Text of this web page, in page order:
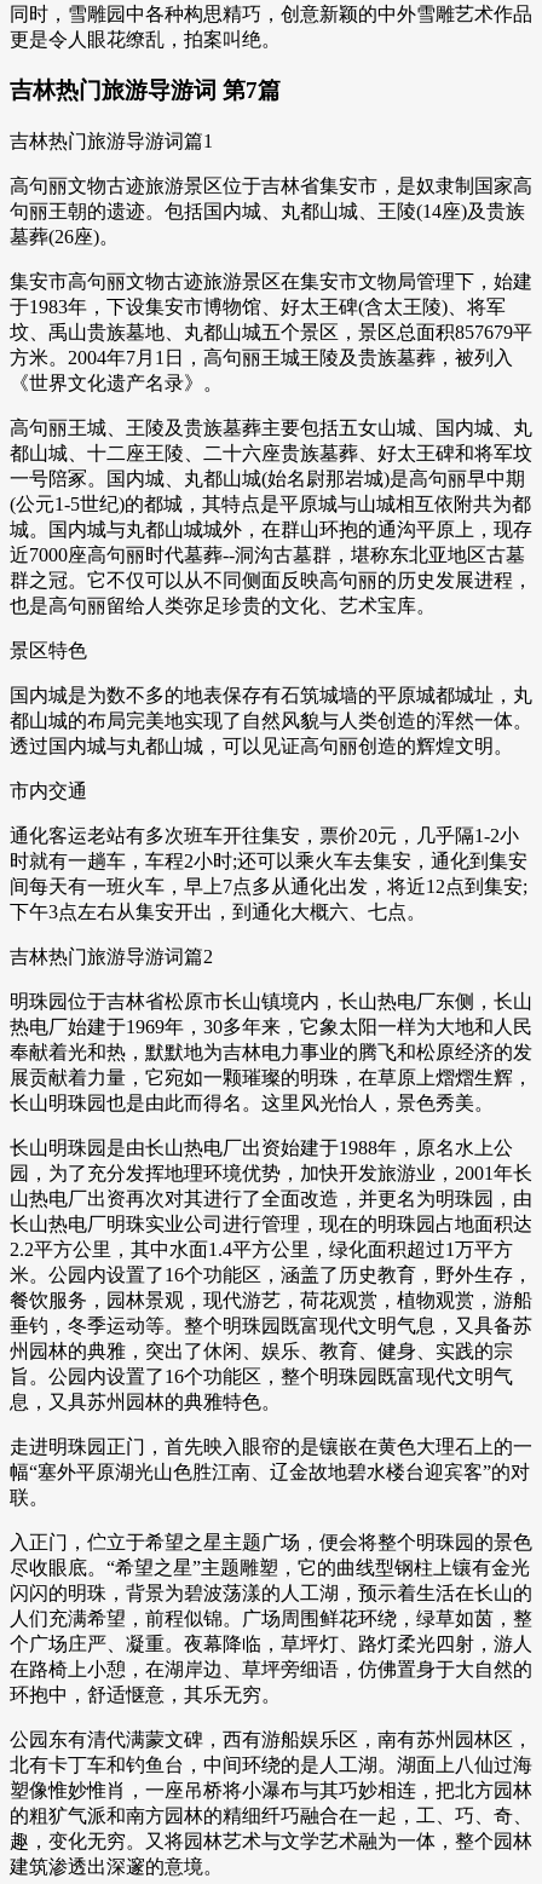
同时，雪雕园中各种构思精巧，创意新颖的中外雪雕艺术作品
更是令人眼花缭乱，拍案叫绝。
吉林热门旅游导游词 第7篇
吉林热门旅游导游词篇1
高句丽文物古迹旅游景区位于吉林省集安市，是奴隶制国家高
句丽王朝的遗迹。包括国内城、丸都山城、王陵(14座)及贵族
墓葬(26座)。
集安市高句丽文物古迹旅游景区在集安市文物局管理下，始建
于1983年，下设集安市博物馆、好太王碑(含太王陵)、将军
坟、禹山贵族墓地、丸都山城五个景区，景区总面积857679平
方米。2004年7月1日，高句丽王城王陵及贵族墓葬，被列入
《世界文化遗产名录》。
高句丽王城、王陵及贵族墓葬主要包括五女山城、国内城、丸
都山城、十二座王陵、二十六座贵族墓葬、好太王碑和将军坟
一号陪冢。国内城、丸都山城(始名尉那岩城)是高句丽早中期
(公元1-5世纪)的都城，其特点是平原城与山城相互依附共为都
城。国内城与丸都山城城外，在群山环抱的通沟平原上，现存
近7000座高句丽时代墓葬--洞沟古墓群，堪称东北亚地区古墓
群之冠。它不仅可以从不同侧面反映高句丽的历史发展进程，
也是高句丽留给人类弥足珍贵的文化、艺术宝库。
景区特色
国内城是为数不多的地表保存有石筑城墙的平原城都城址，丸
都山城的布局完美地实现了自然风貌与人类创造的浑然一体。
透过国内城与丸都山城，可以见证高句丽创造的辉煌文明。
市内交通
通化客运老站有多次班车开往集安，票价20元，几乎隔1-2小
时就有一趟车，车程2小时;还可以乘火车去集安，通化到集安
间每天有一班火车，早上7点多从通化出发，将近12点到集安;
下午3点左右从集安开出，到通化大概六、七点。
吉林热门旅游导游词篇2
明珠园位于吉林省松原市长山镇境内，长山热电厂东侧，长山
热电厂始建于1969年，30多年来，它象太阳一样为大地和人民
奉献着光和热，默默地为吉林电力事业的腾飞和松原经济的发
展贡献着力量，它宛如一颗璀璨的明珠，在草原上熠熠生辉，
长山明珠园也是由此而得名。这里风光怡人，景色秀美。
长山明珠园是由长山热电厂出资始建于1988年，原名水上公
园，为了充分发挥地理环境优势，加快开发旅游业，2001年长
山热电厂出资再次对其进行了全面改造，并更名为明珠园，由
长山热电厂明珠实业公司进行管理，现在的明珠园占地面积达
2.2平方公里，其中水面1.4平方公里，绿化面积超过1万平方
米。公园内设置了16个功能区，涵盖了历史教育，野外生存，
餐饮服务，园林景观，现代游艺，荷花观赏，植物观赏，游船
垂钓，冬季运动等。整个明珠园既富现代文明气息，又具备苏
州园林的典雅，突出了休闲、娱乐、教育、健身、实践的宗
旨。公园内设置了16个功能区，整个明珠园既富现代文明气
息，又具苏州园林的典雅特色。
走进明珠园正门，首先映入眼帘的是镶嵌在黄色大理石上的一
幅“塞外平原湖光山色胜江南、辽金故地碧水楼台迎宾客”的对
联。
入正门，伫立于希望之星主题广场，便会将整个明珠园的景色
尽收眼底。“希望之星”主题雕塑，它的曲线型钢柱上镶有金光
闪闪的明珠，背景为碧波荡漾的人工湖，预示着生活在长山的
人们充满希望，前程似锦。广场周围鲜花环绕，绿草如茵，整
个广场庄严、凝重。夜幕降临，草坪灯、路灯柔光四射，游人
在路椅上小憩，在湖岸边、草坪旁细语，仿佛置身于大自然的
环抱中，舒适惬意，其乐无穷。
公园东有清代满蒙文碑，西有游船娱乐区，南有苏州园林区，
北有卡丁车和钓鱼台，中间环绕的是人工湖。湖面上八仙过海
塑像惟妙惟肖，一座吊桥将小瀑布与其巧妙相连，把北方园林
的粗犷气派和南方园林的精细纤巧融合在一起，工、巧、奇、
趣，变化无穷。又将园林艺术与文学艺术融为一体，整个园林
建筑渗透出深邃的意境。